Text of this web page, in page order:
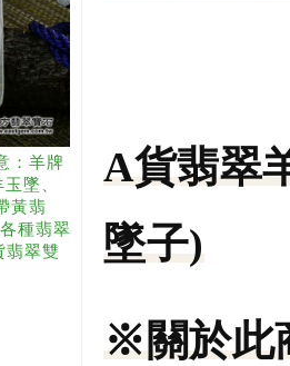
：羊牌
墜、
黃翡
種翡翠
翠雙
A貨翡翠
墜子)
※關於此